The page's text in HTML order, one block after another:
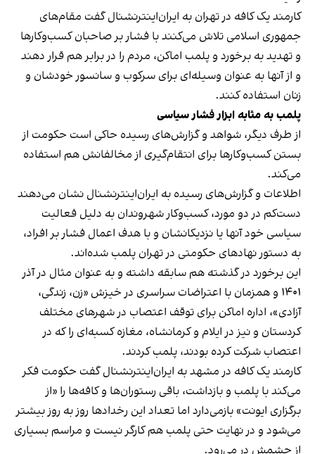
کارمند یک کافه در تهران به ایران‌اینترنشنال گفت مقام‌های
جمهوری اسلامی تلاش می‌کنند با فشار بر صاحبان کسب‌وکارها
و تهدید به برخورد و پلمب اماکن، مردم را در برابر هم قرار دهند
و از آنها به عنوان وسیله‌ای برای سرکوب و سانسور خودشان و
زنان استفاده کنند.
پلمب به مثابه ابزار فشار سیاسی
از طرف دیگر، شواهد و گزارش‌های رسیده حاکی است حکومت از
بستن کسب‌وکارها برای انتقام‌گیری از مخالفانش هم استفاده
می‌کند.
اطلاعات و گزارش‌های رسیده به ایران‌اینترنشنال نشان می‌دهند
دست‌کم در دو مورد، کسب‌وکار شهروندان به دلیل فعالیت
سیاسی خود آنها یا نزدیکانشان و با هدف اعمال فشار بر افراد،
به دستور نهادهای حکومتی در تهران پلمب شده‌اند.
این برخورد در گذشته هم سابقه داشته و به عنوان مثال در آذر
۱۴۰۱ و همزمان با اعتراضات سراسری در خیزش «زن، زندگی،
آزادی»، اداره اماکن برای توقف اعتصاب در شهرهای مختلف
کردستان و نیز در ایلام و کرمانشاه، مغازه کسبه‌ای را که در
اعتصاب شرکت کرده بودند، پلمب کردند.
کارمند یک کافه در مشهد به ایران‌اینترنشنال گفت حکومت فکر
می‌کند با پلمب و بازداشت، باقی رستوران‌ها و کافه‌ها را «از
برگزاری ایونت» بازمی‌دارد اما تعداد این رخدادها روز به روز بیشتر
می‌شود و در نهایت حتی پلمب هم کارگر نیست و مراسم بسیاری
از چشمش در می‌رود.